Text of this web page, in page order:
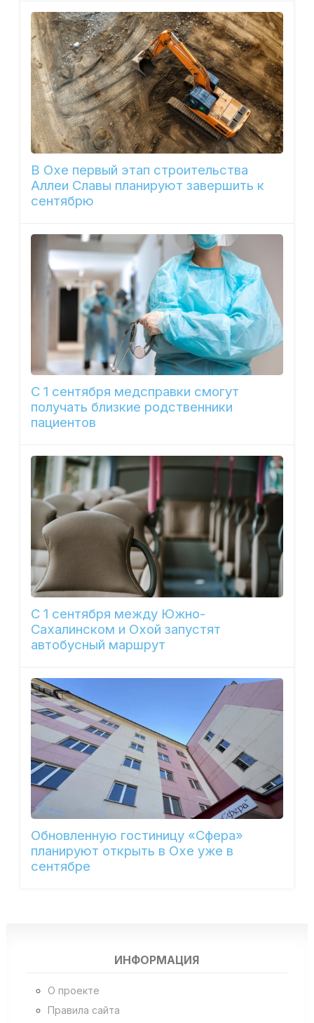
В Охе первый этап строительства
Аллеи Славы планируют завершить к
сентябрю
С 1 сентября медсправки смогут
получать близкие родственники
пациентов
С 1 сентября между Южно-
Сахалинском и Охой запустят
автобусный маршрут
Обновленную гостиницу «Сфера»
планируют открыть в Охе уже в
сентябре
ИНФОРМАЦИЯ
О проекте
Правила сайта